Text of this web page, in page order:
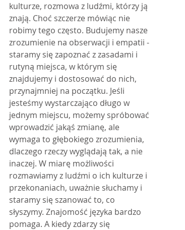
kulturze, rozmowa z ludźmi, którzy ją
znają. Choć szczerze mówiąc nie
robimy tego często. Budujemy nasze
zrozumienie na obserwacji i empatii -
staramy się zapoznać z zasadami i
rutyną miejsca, w którym się
znajdujemy i dostosować do nich,
przynajmniej na początku. Jeśli
jesteśmy wystarczająco długo w
jednym miejscu, możemy spróbować
wprowadzić jakąś zmianę, ale
wymaga to głębokiego zrozumienia,
dlaczego rzeczy wyglądają tak, a nie
inaczej. W miarę możliwości
rozmawiamy z ludźmi o ich kulturze i
przekonaniach, uważnie słuchamy i
staramy się szanować to, co
słyszymy. Znajomość języka bardzo
pomaga. A kiedy zdarzy się